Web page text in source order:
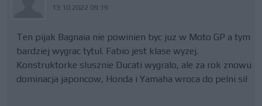
13.10.2022 09:19
Ten pijak Bagnaia nie powinien byc juz w Moto GP a tym
bardziej wygrac tytul. Fabio jest klase wyzej.
Konstruktorke slusznie Ducati wygralo, ale za rok znowu
dominacja japoncow, Honda i Yamaha wroca do pelni sil